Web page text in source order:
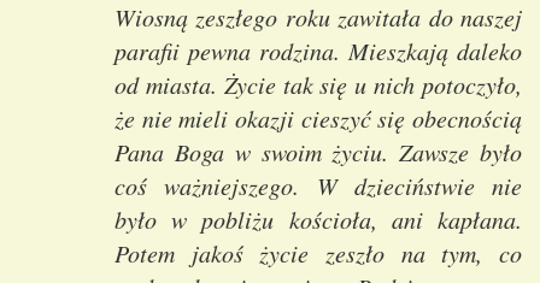
Wiosną zeszłego roku zawitała do naszej
parafii pewna rodzina. Mieszkają daleko
od miasta. Życie tak się u nich potoczyło,
że nie mieli okazji cieszyć się obecnością
Pana Boga w swoim życiu. Zawsze było
coś ważniejszego. W dzieciństwie nie
było w pobliżu kościoła, ani kapłana.
Potem jakoś życie zeszło na tym, co